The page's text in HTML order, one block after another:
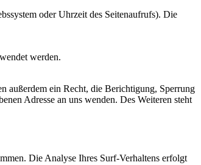
oder Uhrzeit des Seitenaufrufs). Die
werden.
außerdem ein Recht, die Berichtigung, Sperrung
Adresse an uns wenden. Des Weiteren steht
Die Analyse Ihres Surf-Verhaltens erfolgt